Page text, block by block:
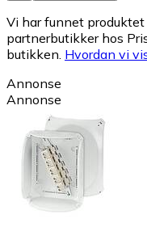
Vi har funnet
partnerbutikker hos
butikken. Hvordan vi
Annonse
Annonse